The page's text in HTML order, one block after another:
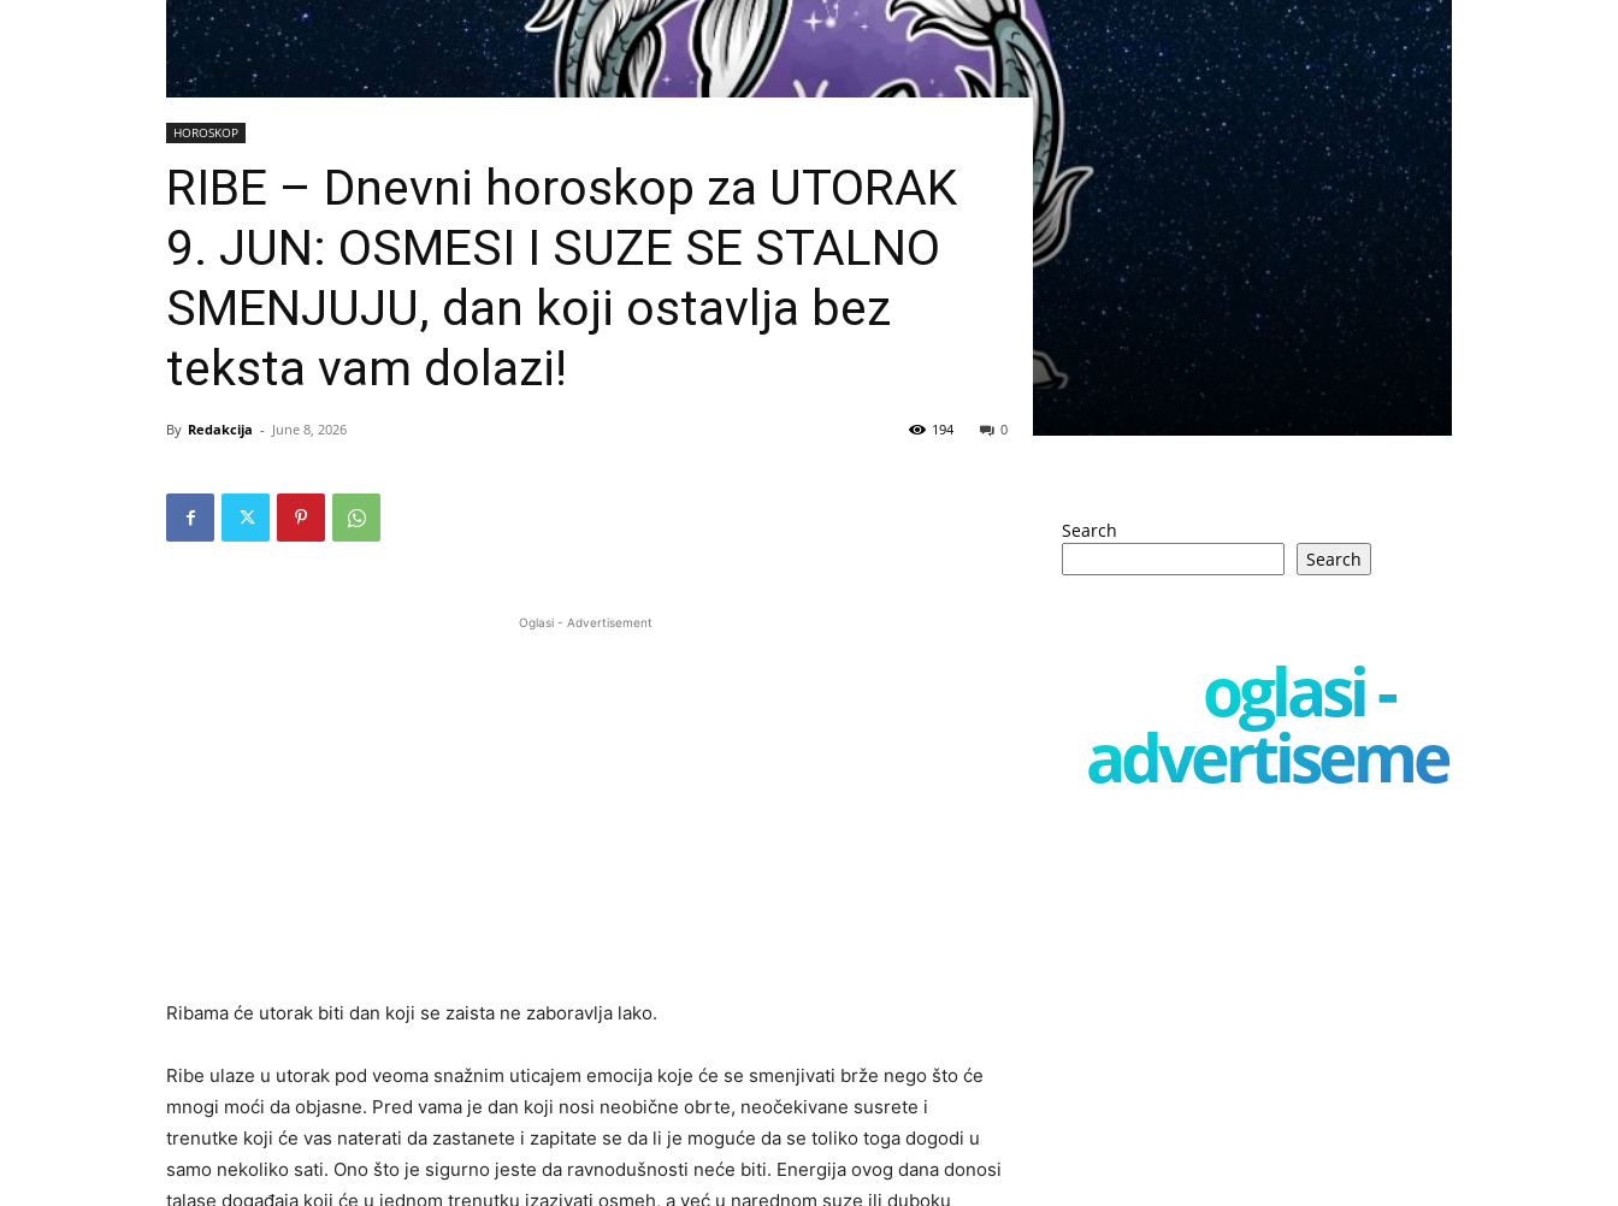
HOROSKOP
RIBE – Dnevni horoskop za UTORAK
9. JUN: OSMESI I SUZE SE STALNO
SMENJUJU, dan koji ostavlja bez
teksta vam dolazi!
By Redakcija - June 8, 2026 0
194
Oglasi - Advertisement
Ribama će utorak biti dan koji se zaista ne zaboravlja lako.
Ribe ulaze u utorak pod veoma snažnim uticajem emocija koje će se smenjivati brže nego što će
mnogi moći da objasne. Pred vama je dan koji nosi neobične obrte, neočekivane susrete i
trenutke koji će vas naterati da zastanete i zapitate se da li je moguće da se toliko toga dogodi u
samo nekoliko sati. Ono što je sigurno jeste da ravnodušnosti neće biti. Energija ovog dana donosi
talase događaja koji će u jednom trenutku izazivati osmeh, a već u narednom suze ili duboku
Search
Search
oglasi -
advertisement